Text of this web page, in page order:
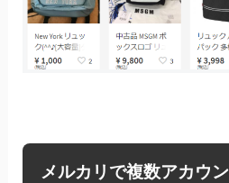
メルカリで複数アカウ